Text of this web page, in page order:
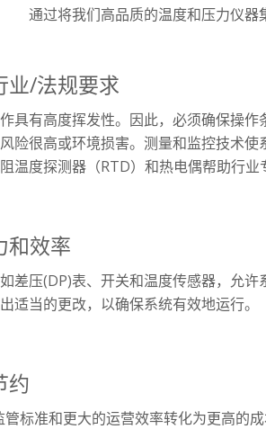
通过将我们高品质的温度和压力仪
业/法规要求
具有高度挥发性。因此，必须确保操
险很高或环境损害。测量和监控技术
温度探测器（RTD）和热电偶帮助行
和效率
差压(DP)表、开关和温度传感器，允
适当的更改，以确保系统有效地运行。
约
标准和更大的运营效率转化为更高的